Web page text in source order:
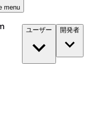
menu
ユーザー 開発者​